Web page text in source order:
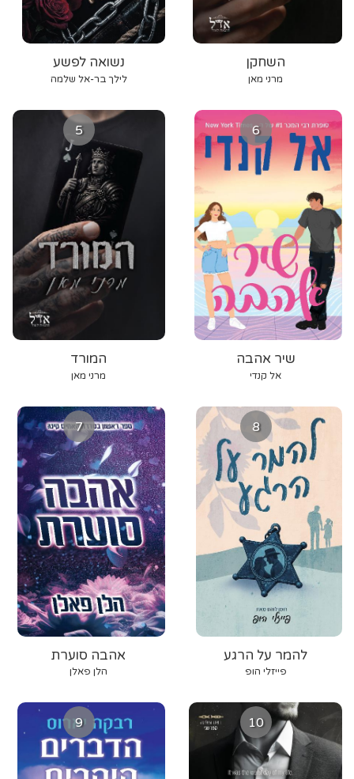
נשואה לפשע
לילך בר-אל שלמה
השחקן
מרני מאן
5
המורד
מרני מאן
6
שיר אהבה
אל קנדי
7
אהבה סוערת
הלן פאלן
8
להמר על הרגע
פייזלי הופ
9 10